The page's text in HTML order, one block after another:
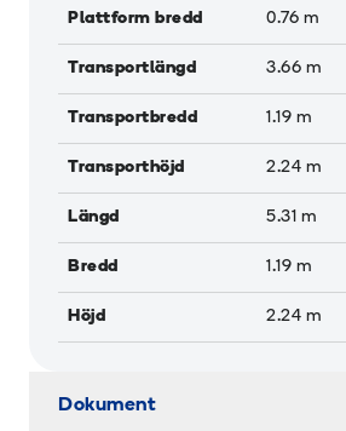
Plattform bredd 0.76 m
Transportlängd 3.66 m
Transportbredd 1.19 m
Transporthöjd 2.24 m
Längd 5.31 m
Bredd 1.19 m
Höjd 2.24 m
Dokument